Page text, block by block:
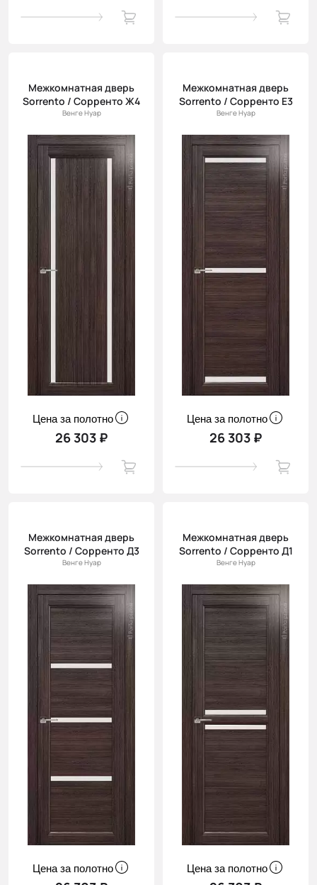
Межкомнатная дверь
Sorrento / Сорренто Ж4
Венге Нуар
Цена за полотно
26 303 ₽
Межкомнатная дверь
Sorrento / Сорренто Е3
Венге Нуар
Цена за полотно
26 303 ₽
Межкомнатная дверь
Sorrento / Сорренто Д3
Венге Нуар
Цена за полотно
Межкомнатная дверь
Sorrento / Сорренто Д1
Венге Нуар
Цена за полотно